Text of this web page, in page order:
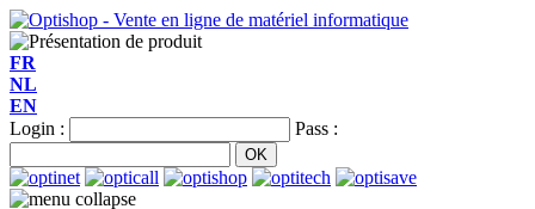
FR
NL
EN
Login :
Pass :